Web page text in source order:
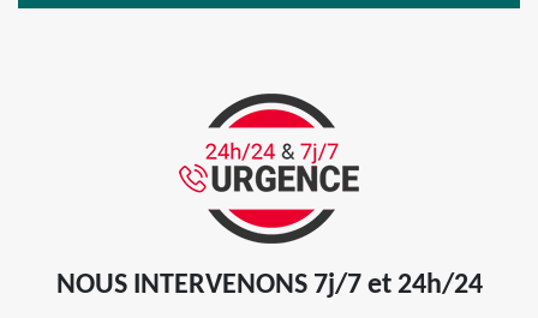
NOUS INTERVENONS 7j/7 et 24h/24